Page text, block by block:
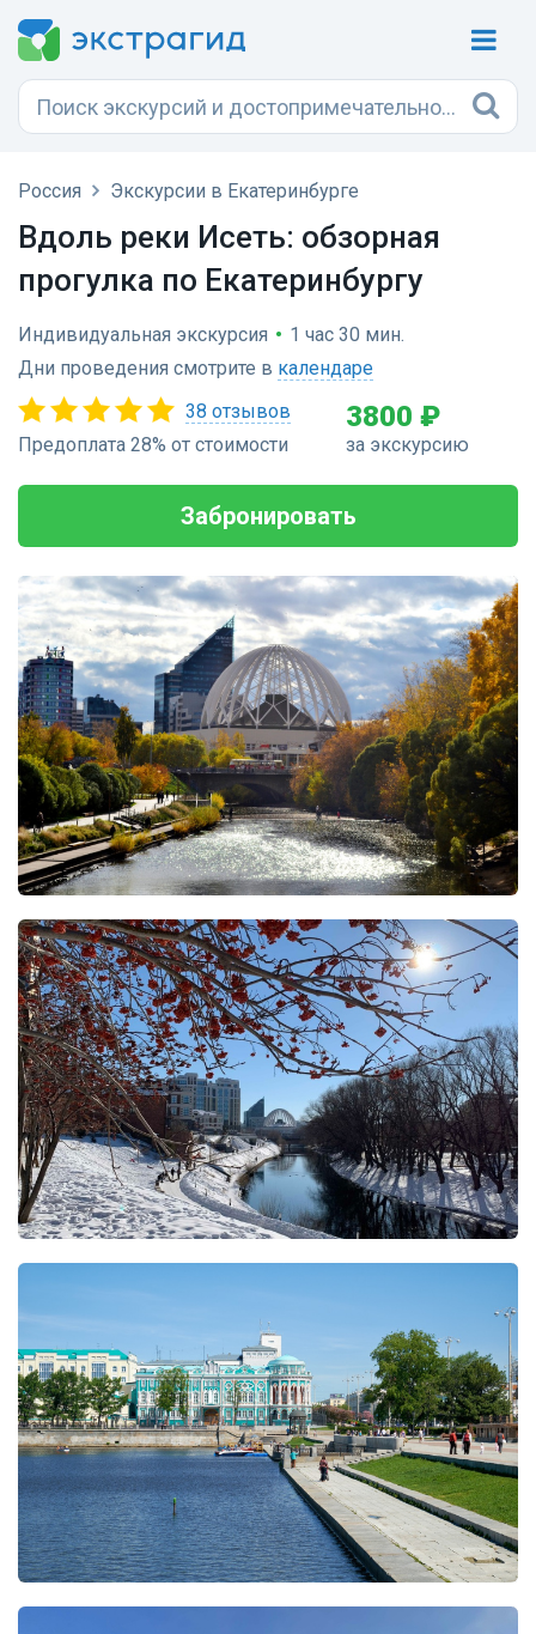
Россия Экскурсии в Екатеринбурге
Вдоль реки Исеть: обзорная
прогулка по Екатеринбургу
Индивидуальная экскурсия • 1 час 30 мин.
Дни проведения смотрите в календаре
38 отзывов
Предоплата 28% от стоимости
3800 ₽
за экскурсию
Забронировать